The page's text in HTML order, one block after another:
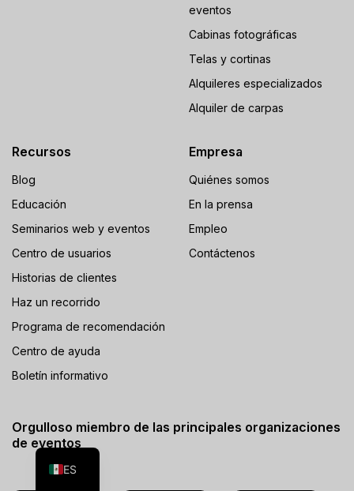
eventos
Cabinas fotográficas
Telas y cortinas
Alquileres especializados
Alquiler de carpas
Recursos
Blog
Educación
Seminarios web y eventos
Centro de usuarios
Historias de clientes
Haz un recorrido
Programa de recomendación
Centro de ayuda
Boletín informativo
Empresa
Quiénes somos
En la prensa
Empleo
Contáctenos
Orgulloso miembro de las principales organizaciones
de eventos
ES
EN